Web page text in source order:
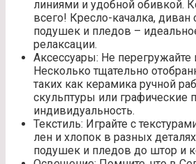
линиями и удобной обивкой.
всего! Кресло-качалка,
подушек и пледов –
релаксации.
Аксессуары: Не перегружайте
Несколько тщательно
таких как керамика ручной
скульптуры или графические
индивидуальность.
Текстиль: Играйте с
лен и хлопок в разных
подушек и пледов до штор и